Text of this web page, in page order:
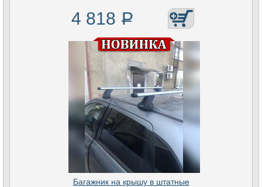
4 818 Р
Багажник на крышу в штатные